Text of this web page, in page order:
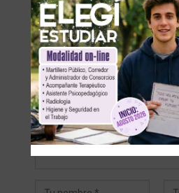
Su dirección de correo